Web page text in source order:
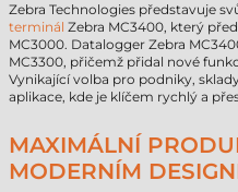
Zebra Technologies představuje
terminál Zebra MC3400, který
MC3000. Datalogger Zebra
MC3300, přičemž přidal nové
Vynikající volba pro podniky,
aplikace, kde je klíčem rychlý a
MAXIMÁLNÍ
MODERNÍM